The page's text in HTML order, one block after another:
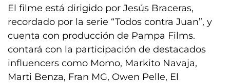
El filme está dirigido por Jesús Braceras,
recordado por la serie “Todos contra Juan”, y
cuenta con producción de Pampa Films.
contará con la participación de destacados
influencers como Momo, Markito Navaja,
Marti Benza, Fran MG, Owen Pelle, El